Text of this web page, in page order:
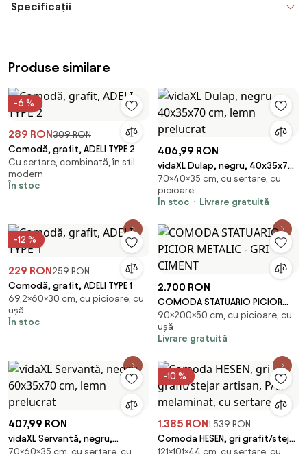
Specificații
Produse similare
-6 %
289 RON309 RON
Comodă, grafit, ADELI TYPE 2
Cu sertare, combinată, în stil
modern
În stoc
406,99 RON
vidaXL Dulap, negru, 40x35x70
cm, lemn prelucrat
70×40×35 cm, cu sertare, cu
picioare
În stoc
Livrare gratuită
-12 %
229 RON259 RON
Comodă, grafit, ADELI TYPE 1
69,2×60×30 cm, cu picioare, cu
ușă
În stoc
2.700 RON
COMODA STATUARIO PICIOR
METALIC - GRI CIMENT
90×200×50 cm, cu picioare, cu
ușă
Livrare gratuită
407,99 RON
vidaXL Servantă, negru,
70×60×35 cm, cu sertare, cu
-10 %
1.385 RON1.539 RON
Comoda HESEN, gri grafit/stejar
121×101×44 cm, cu sertare, cu